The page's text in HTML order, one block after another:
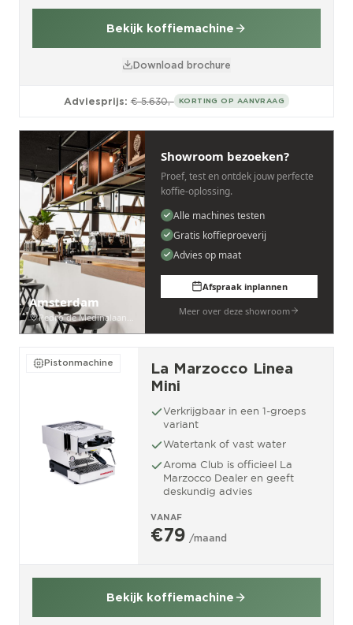
Bekijk koffiemachine
Download brochure
Adviesprijs: € 5.630,- KORTING OP AANVRAAG
Amsterdam
Showroom bezoeken?
Proef, test en ontdek jouw perfecte
koffie-oplossing.
Alle machines testen
Gratis koffieproeverij
Advies op maat
Afspraak inplannen
Meer over deze showroom
Pistonmachine
La Marzocco Linea
Mini
Verkrijgbaar in een 1-groeps
variant
Watertank of vast water
Aroma Club is officieel La
Marzocco Dealer en geeft
deskundig advies
VANAF
€79 /maand
Bekijk koffiemachine